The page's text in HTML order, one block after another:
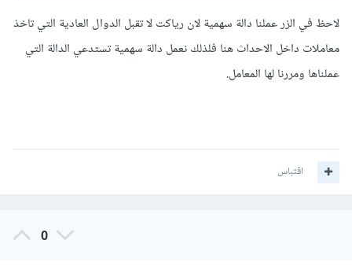
لاحظ في الزر عملنا دالة سهمية لان رياكت لا تقبل الدوال العادية التي تاخذ
معاملات داخل الاحداث هنا فلذلك نعمل دالة سهمية تستدعي الدالة التي
عملناها ومررنا لها المعامل.
اقتباس
0